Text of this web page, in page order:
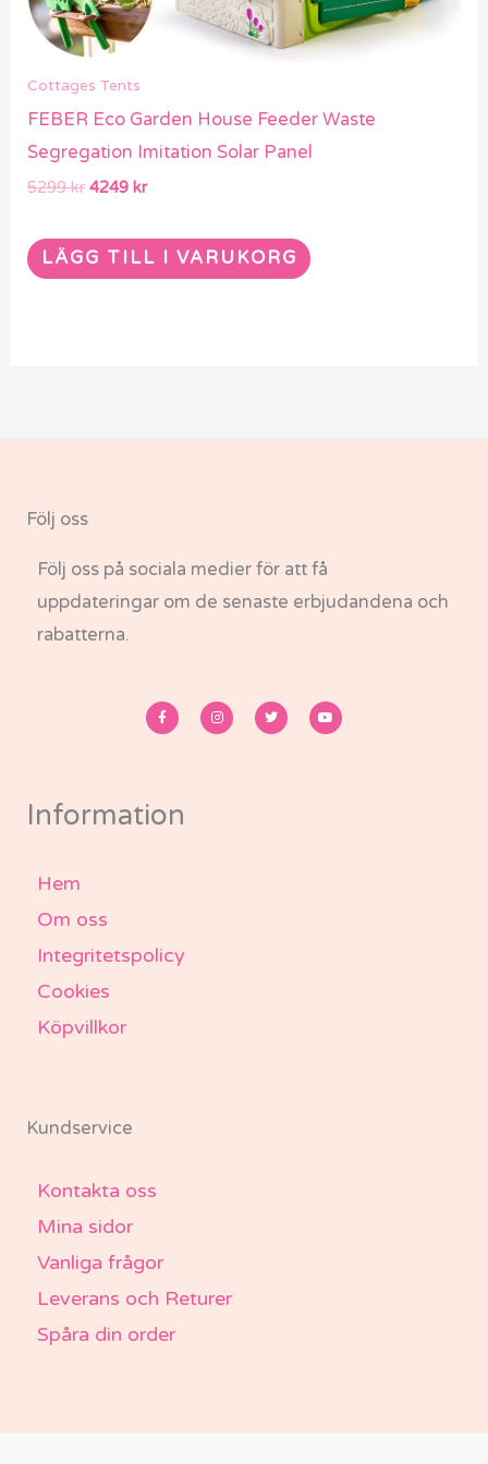
Cottages Tents
FEBER Eco Garden House Feeder Waste
Segregation Imitation Solar Panel
5299kr 4249kr
LÄGG TILL I VARUKORG
Följ oss
Följ oss på sociala medier för att få
uppdateringar om de senaste erbjudandena och
rabatterna.
a
c
e
f
n
s
t
w
i
t
o
u
t
Information
Hem
Om oss
Integritetspolicy
Cookies
Köpvillkor
Kundservice
Kontakta oss
Mina sidor
Vanliga frågor
Leverans och Returer
Spåra din order